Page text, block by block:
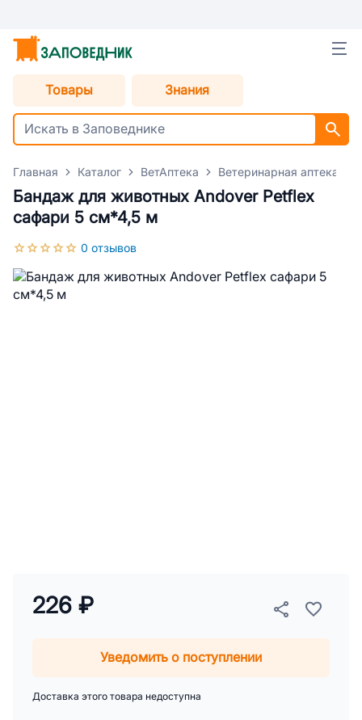
Товары Знания
Главная Каталог ВетАптека Ветеринарная аптека
Бандаж для животных Andover Petflex
сафари 5 см*4,5 м
0 отзывов
226 ₽
Уведомить о поступлении
Доставка этого товара недоступна